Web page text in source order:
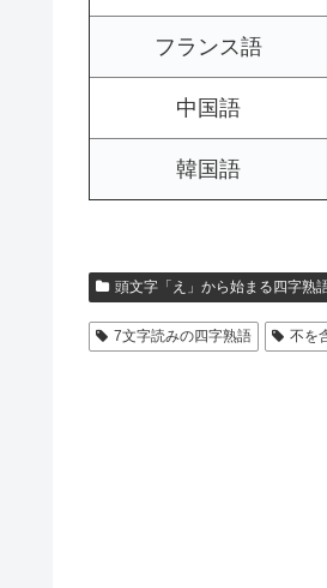
フランス語
中国語
韓国語
頭文字「え」から始まる四字熟
7文字読みの四字熟語 不を